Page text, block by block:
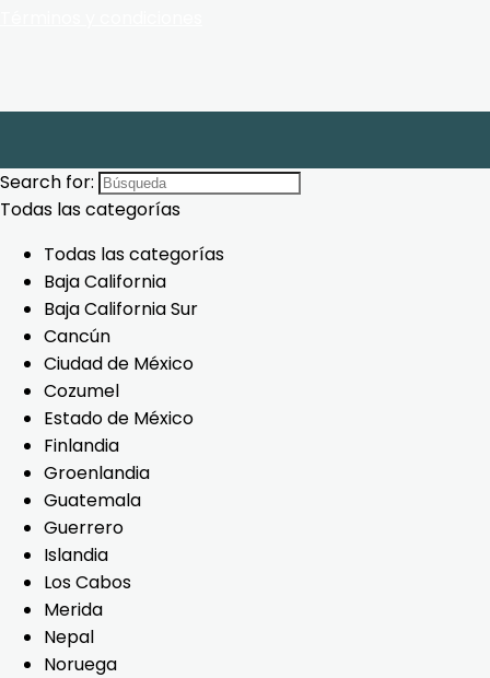
Search for:
Todas las categorías
Todas las categorías
Baja California
Baja California Sur
Cancún
Ciudad de México
Cozumel
Estado de México
Finlandia
Groenlandia
Guatemala
Guerrero
Islandia
Los Cabos
Merida
Nepal
Noruega